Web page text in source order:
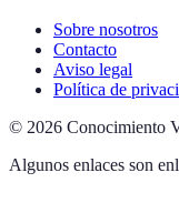
Sobre nosotros
Contacto
Aviso legal
Política de
© 2026 Conocimiento
Algunos enlaces son